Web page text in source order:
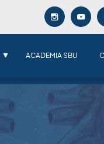
ACADEMIA SBU